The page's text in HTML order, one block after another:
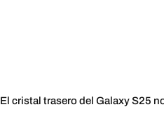
El cristal trasero del Galaxy S25